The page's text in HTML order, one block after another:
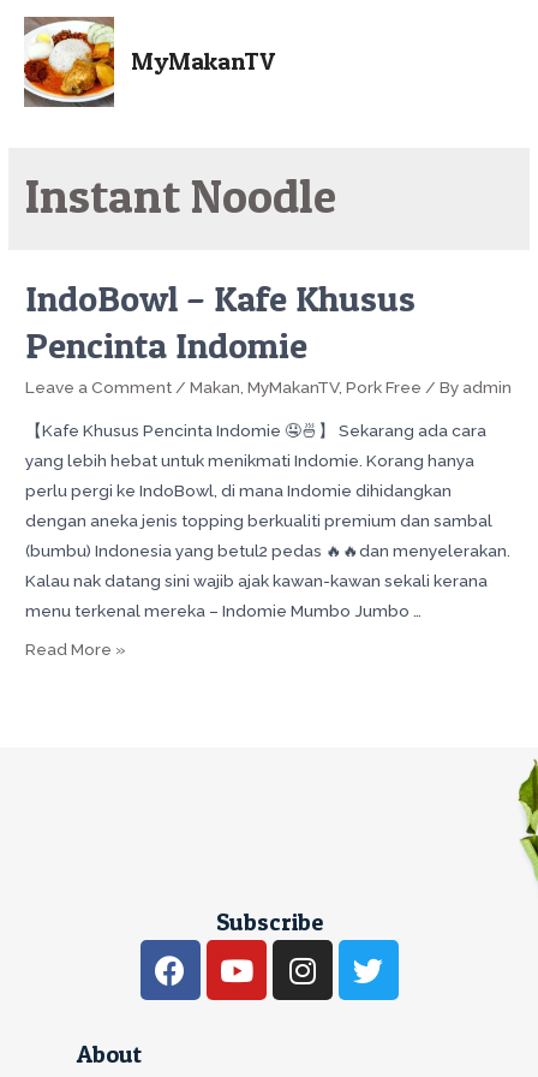
MyMakanTV
Instant Noodle
IndoBowl – Kafe Khusus
Pencinta Indomie
Leave a Comment/Makan,MyMakanTV,Pork Free / By admin
【Kafe Khusus Pencinta Indomie 🤤🍜】 Sekarang ada cara
yang lebih hebat untuk menikmati Indomie. Korang hanya
perlu pergi ke IndoBowl, di mana Indomie dihidangkan
dengan aneka jenis topping berkualiti premium dan sambal
(bumbu) Indonesia yang betul2 pedas 🔥🔥dan menyelerakan.
Kalau nak datang sini wajib ajak kawan-kawan sekali kerana
menu terkenal mereka – Indomie Mumbo Jumbo …
Read More »
Subscribe
About